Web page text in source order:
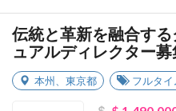
伝統と革新を融合す
ュアルディレクター
本州 東京都 フルタイ